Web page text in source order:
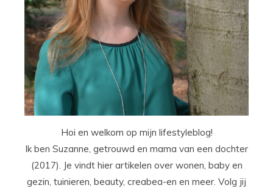
Hoi en welkom op mijn lifestyleblog!
Ik ben Suzanne, getrouwd en mama van een dochter
(2017). Je vindt hier artikelen over wonen, baby en
gezin, tuinieren, beauty, creabea-en en meer. Volg jij